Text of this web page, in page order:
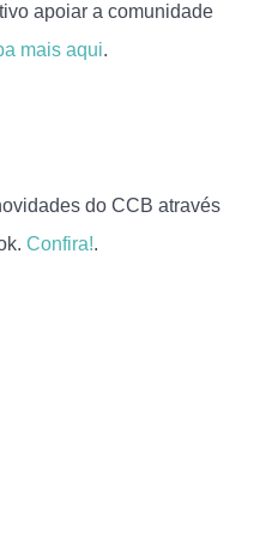
apoiar a comunidade
mais aqui.
do CCB através
Confira!.